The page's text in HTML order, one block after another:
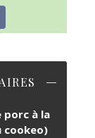
porc à la
cookeo)